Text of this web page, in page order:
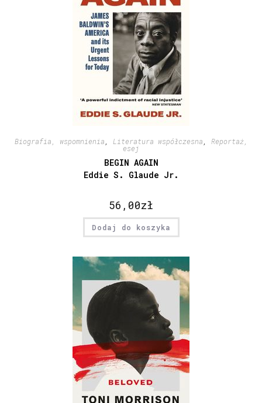
Biografia, wspomnienia Literatura współczesna Reportaż,
esej
BEGIN AGAIN
Eddie S. Glaude Jr.
56,00zł
Dodaj do koszyka